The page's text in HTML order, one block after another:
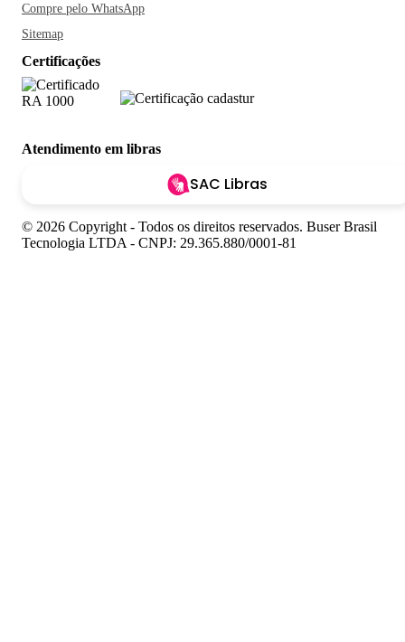
Compre pelo WhatsApp
Sitemap
Certificações
Atendimento em libras
SAC Libras
© 2026 Copyright - Todos os direitos reservados. Buser Brasil
Tecnologia LTDA - CNPJ: 29.365.880/0001-81